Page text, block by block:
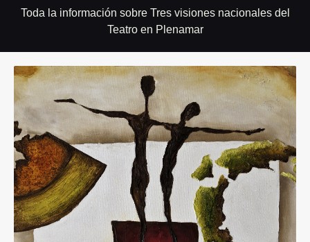
Toda la información sobre Tres visiones nacionales del
Teatro en Plenamar